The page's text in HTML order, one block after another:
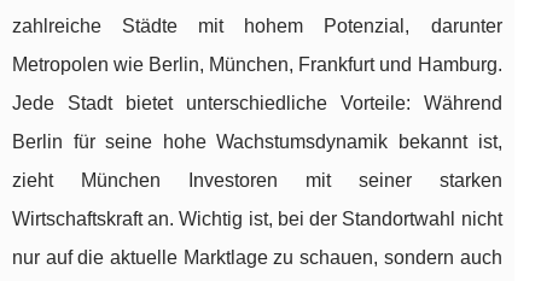
zahlreiche Städte mit hohem Potenzial, darunter
Metropolen wie Berlin, München, Frankfurt und Hamburg.
Jede Stadt bietet unterschiedliche Vorteile: Während
Berlin für seine hohe Wachstumsdynamik bekannt ist,
zieht München Investoren mit seiner starken
Wirtschaftskraft an. Wichtig ist, bei der Standortwahl nicht
nur auf die aktuelle Marktlage zu schauen, sondern auch